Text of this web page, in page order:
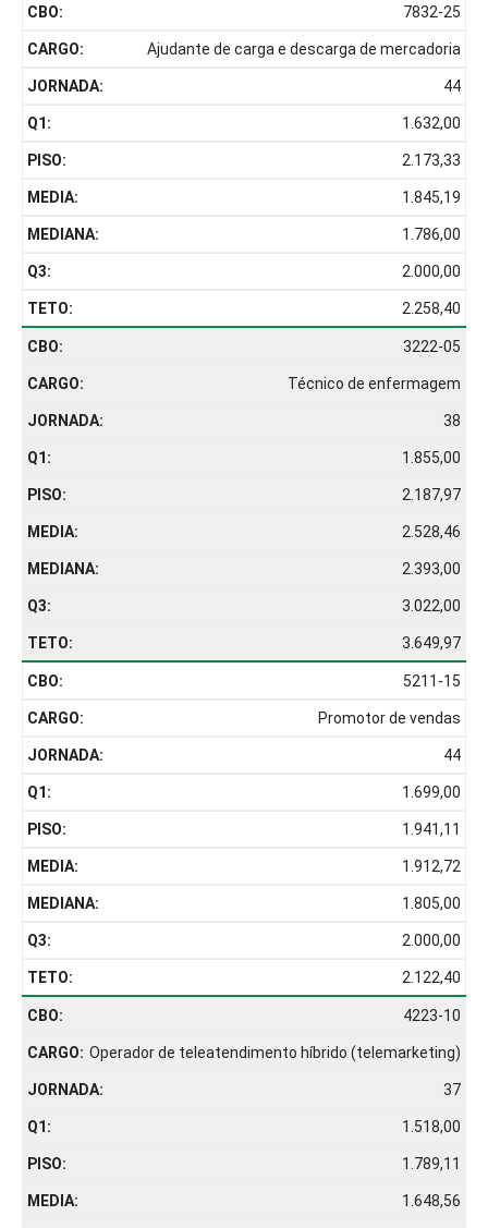
7832-25
Ajudante de carga e descarga de mercadoria
44
1.632,00
2.173,33
1.845,19
1.786,00
2.000,00
2.258,40
3222-05
Técnico de enfermagem
38
1.855,00
2.187,97
2.528,46
2.393,00
3.022,00
3.649,97
5211-15
Promotor de vendas
44
1.699,00
1.941,11
1.912,72
1.805,00
2.000,00
2.122,40
4223-10
Operador de teleatendimento híbrido (telemarketing)
37
1.518,00
1.789,11
1.648,56